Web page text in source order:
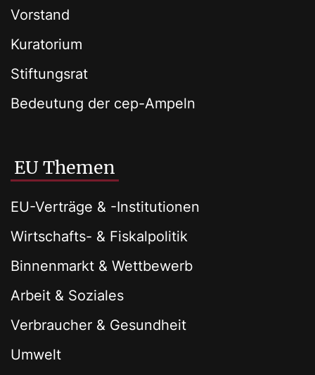
Vorstand
Kuratorium
Stiftungsrat
Bedeutung der cep-Ampeln
EU Themen
EU-Verträge & -Institutionen
Wirtschafts- & Fiskalpolitik
Binnenmarkt & Wettbewerb
Arbeit & Soziales
Verbraucher & Gesundheit
Umwelt